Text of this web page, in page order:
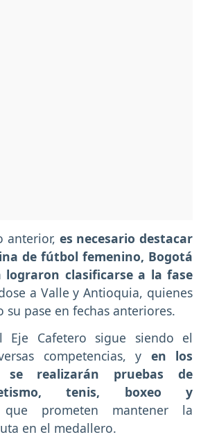
anterior, es necesario destacar
de fútbol femenino, Bogotá
lograron clasificarse a la fase
a Valle y Antioquia, quienes
su pase en fechas anteriores.
Eje Cafetero sigue siendo el
competencias, y en los
se realizarán pruebas de
tenis, boxeo y
prometen mantener la
en el medallero.